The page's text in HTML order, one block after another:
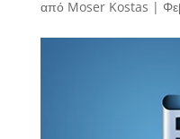
από Moser Kostas |